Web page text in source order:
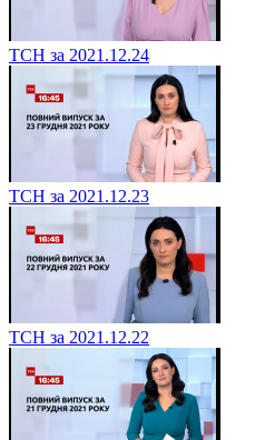
ТСН за 2021.12.24
ТСН за 2021.12.23
ТСН за 2021.12.22